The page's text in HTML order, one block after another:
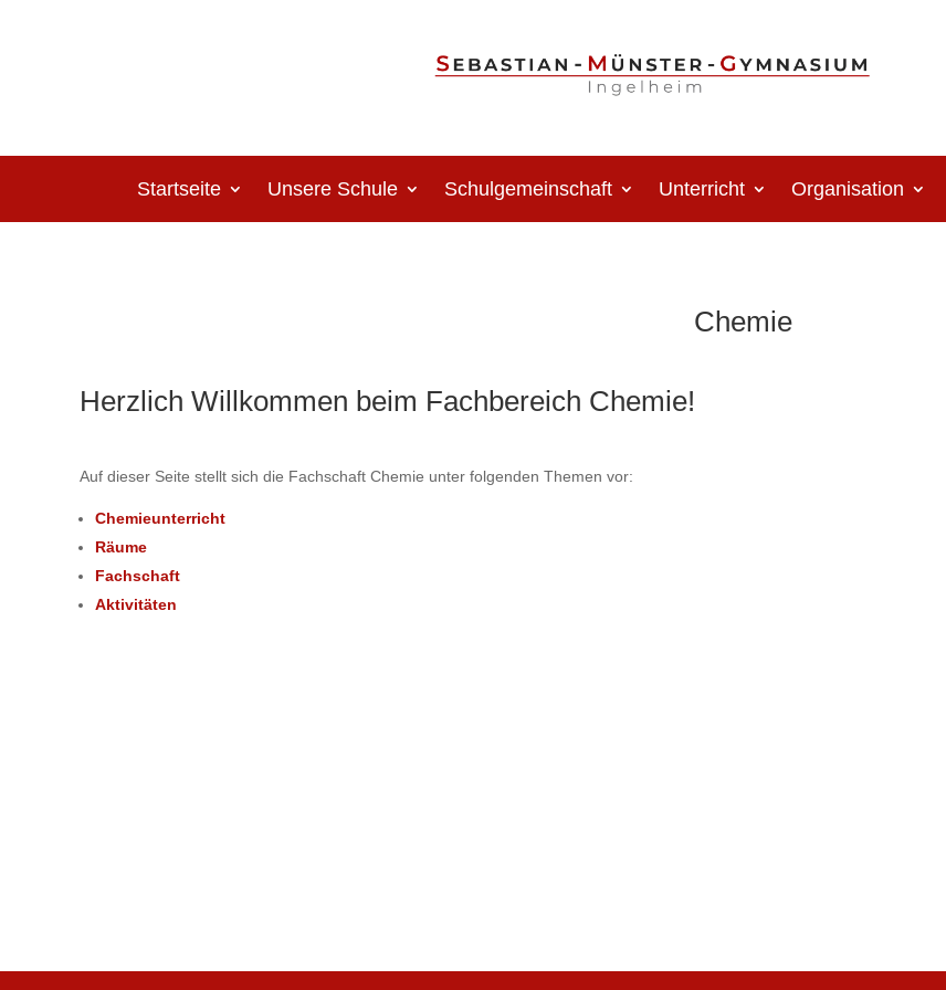
Startseite Unsere Schule Schulgemeinschaft Unterricht Organisation
Chemie
Herzlich Willkommen beim Fachbereich Chemie!
Auf dieser Seite stellt sich die Fachschaft Chemie unter folgenden Themen vor:
Chemieunterricht
Räume
Fachschaft
Aktivitäten